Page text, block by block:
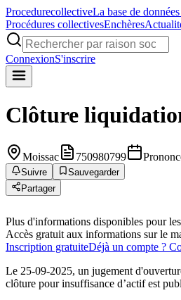
ProcedurecollectiveLa base de
Procédures collectivesEnchères
ConnexionS'inscrire
Clôture
Moissac 750980799
Suivre
Sauvegarder
Partager
Plus d'informations disponibles pour
Accès gratuit aux informations sur le
Inscription gratuiteDéjà un compte ?
Le 25-09-2025, un jugement
clôture pour insuffisance d’actif est